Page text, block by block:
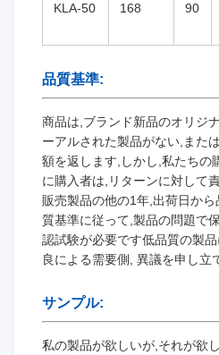
KLA-50 168 90
品質基準:
商品は,ブランド新品のオリジ
ーアルされた製品がない,また
額を返します,しかし,私たちの
に購入者は,リターンに対して
販売製品の他の1年,出荷日か
質基準に従って,製品の問題で
認試験が必要です低品質の製
良による需要側, 異議を申し立
サンプル:
私の製品が欲しいが,それが欲